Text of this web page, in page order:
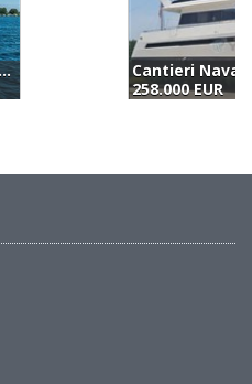
Cantieri Navali Piantoni Piantoni 63 (1993)